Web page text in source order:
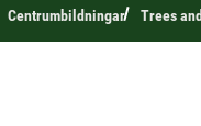
Centrumbildningar Trees